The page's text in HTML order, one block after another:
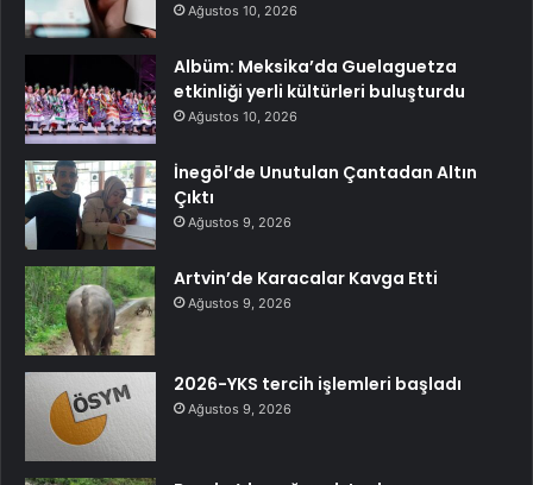
Ağustos 10, 2026
Albüm: Meksika’da Guelaguetza
etkinliği yerli kültürleri buluşturdu
Ağustos 10, 2026
İnegöl’de Unutulan Çantadan Altın
Çıktı
Ağustos 9, 2026
Artvin’de Karacalar Kavga Etti
Ağustos 9, 2026
2026-YKS tercih işlemleri başladı
Ağustos 9, 2026